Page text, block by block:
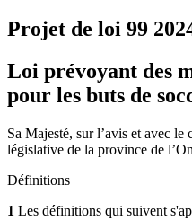
Projet de loi 99
Loi prévoyant des
pour les buts de
Sa Majesté, sur l’avis et avec le
législative de la province de
Définitions
1 Les définitions qui suivent